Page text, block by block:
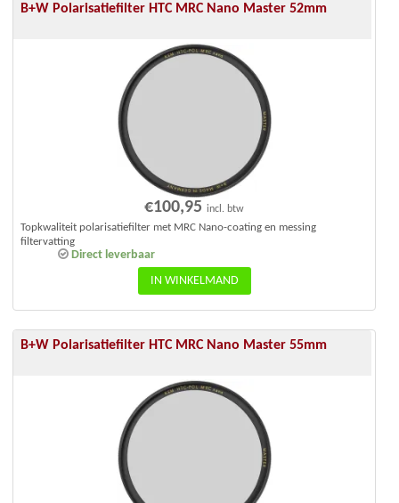
B+W Polarisatiefilter HTC MRC Nano Master 52mm
€100,95 incl. btw
Direct leverbaar
Topkwaliteit polarisatiefilter met MRC Nano-coating en messing
filtervatting
IN WINKELMAND
B+W Polarisatiefilter HTC MRC Nano Master 55mm